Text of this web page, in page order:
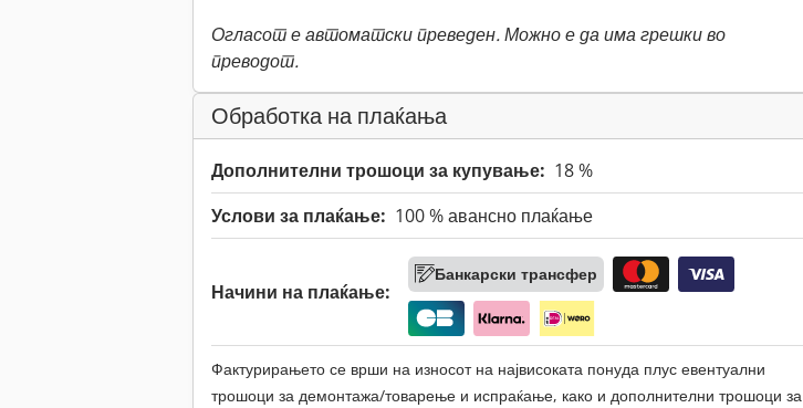
Огласот е автоматски преведен. Можно е да има грешки во
преводот.
Обработка на плаќања
Дополнителни трошоци за купување: 18 %
Услови за плаќање: 100 % авансно плаќање
Начини на плаќање:
Банкарски трансфер
Фактурирањето се врши на износот на највисоката понуда плус евентуални
трошоци за демонтажа/товарење и испраќање, како и дополнителни трошоци за